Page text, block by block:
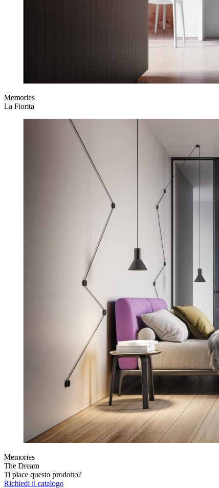
Memories
La Fiorita
Memories
The Dream
Ti piace questo prodotto?
Richiedi il catalogo